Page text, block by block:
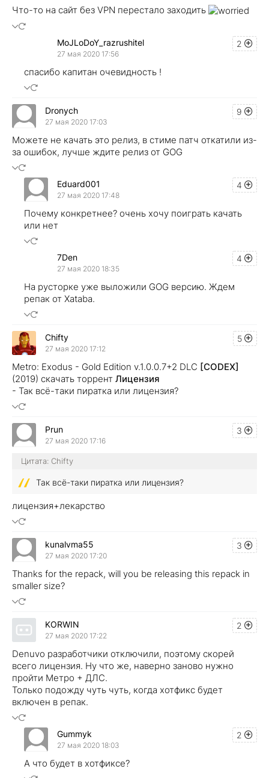
Что-то на сайт без VPN перестало заходить
2
MoJLoDoY_razrushitel
27 мая 2020 17:56
спасибо капитан очевидность !
9
Dronych
27 мая 2020 17:03
Можете не качать это релиз, в стиме патч откатили из-
за ошибок, лучше ждите релиз от GOG
4
Eduard001
27 мая 2020 17:48
Почему конкретнее? очень хочу поиграть качать
или нет
4
7Den
27 мая 2020 18:35
На русторке уже выложили GOG версию. Ждем
репак от Xataba.
5
Chifty
27 мая 2020 17:12
Metro: Exodus - Gold Edition v.1.0.0.7+2 DLC [CODEX]
(2019) скачать торрент Лицензия
- Так всё-таки пиратка или лицензия?
3
Prun
27 мая 2020 17:16
Цитата: Chifty
Так всё-таки пиратка или лицензия?
лицензия+лекарство
3
kunalvma55
27 мая 2020 17:20
Thanks for the repack, will you be releasing this repack in
smaller size?
2
KORWIN
27 мая 2020 17:22
Denuvo разработчики отключили, поэтому скорей
всего лицензия. Ну что же, наверно заново нужно
пройти Метро + ДЛС.
Только подожду чуть чуть, когда хотфикс будет
включен в репак.
2
Gummyk
27 мая 2020 18:03
А что будет в хотфиксе?